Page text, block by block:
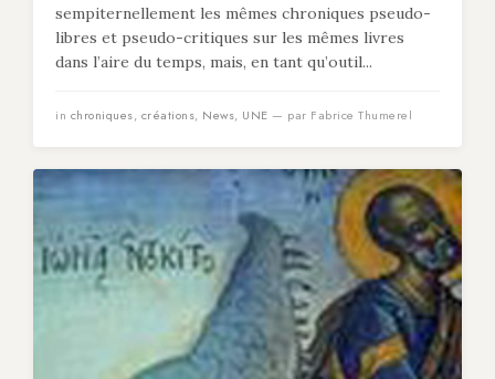
sempiternellement les mêmes chroniques pseudo-
libres et pseudo-critiques sur les mêmes livres
dans l’aire du temps, mais, en tant qu’outil...
in chroniques, créations, News, UNE — par Fabrice Thumerel